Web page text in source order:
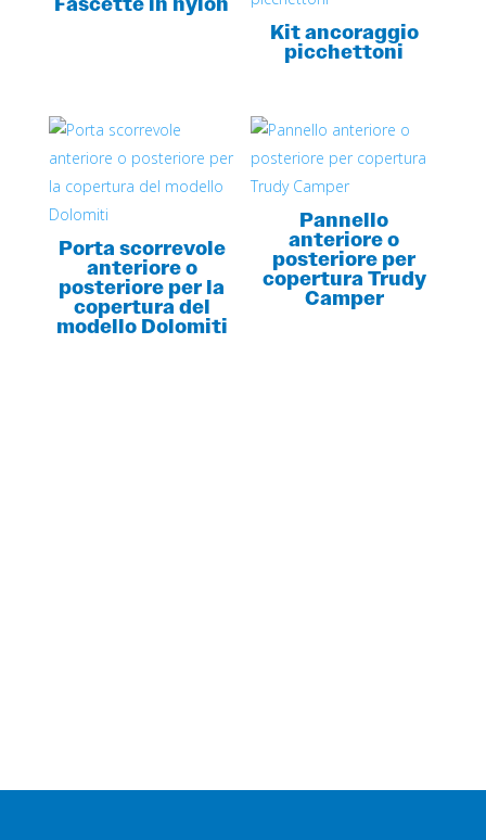
Kit ancoraggio
picchettoni
Porta scorrevole
anteriore o
posteriore per la
copertura del
modello Dolomiti
Pannello
anteriore o
posteriore per
copertura Trudy
Camper